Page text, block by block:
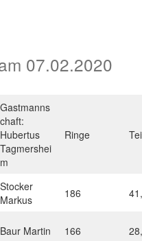
07.02.2020
Gastmanns
chaft:
Hubertus
Tagmershei
m
Ringe
Stocker
Markus
186
Baur Martin 166